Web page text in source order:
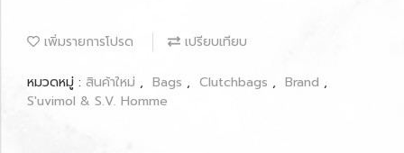
เพิ่มรายการโปรด เปรียบเทียบ
หมวดหมู่ : สินค้าใหม่ , Bags , Clutchbags , Brand ,
S'uvimol & S.V. Homme